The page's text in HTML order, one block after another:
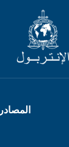
المصادر